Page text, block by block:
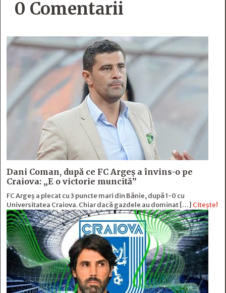
0 Comentarii
Dani Coman, după ce FC Argeș a învins-o pe
Craiova: „E o victorie muncită”
FC Argeș a plecat cu 3 puncte mari din Bănie, după 1-0 cu
Universitatea Craiova. Chiar dacă gazdele au dominat […] Citește!